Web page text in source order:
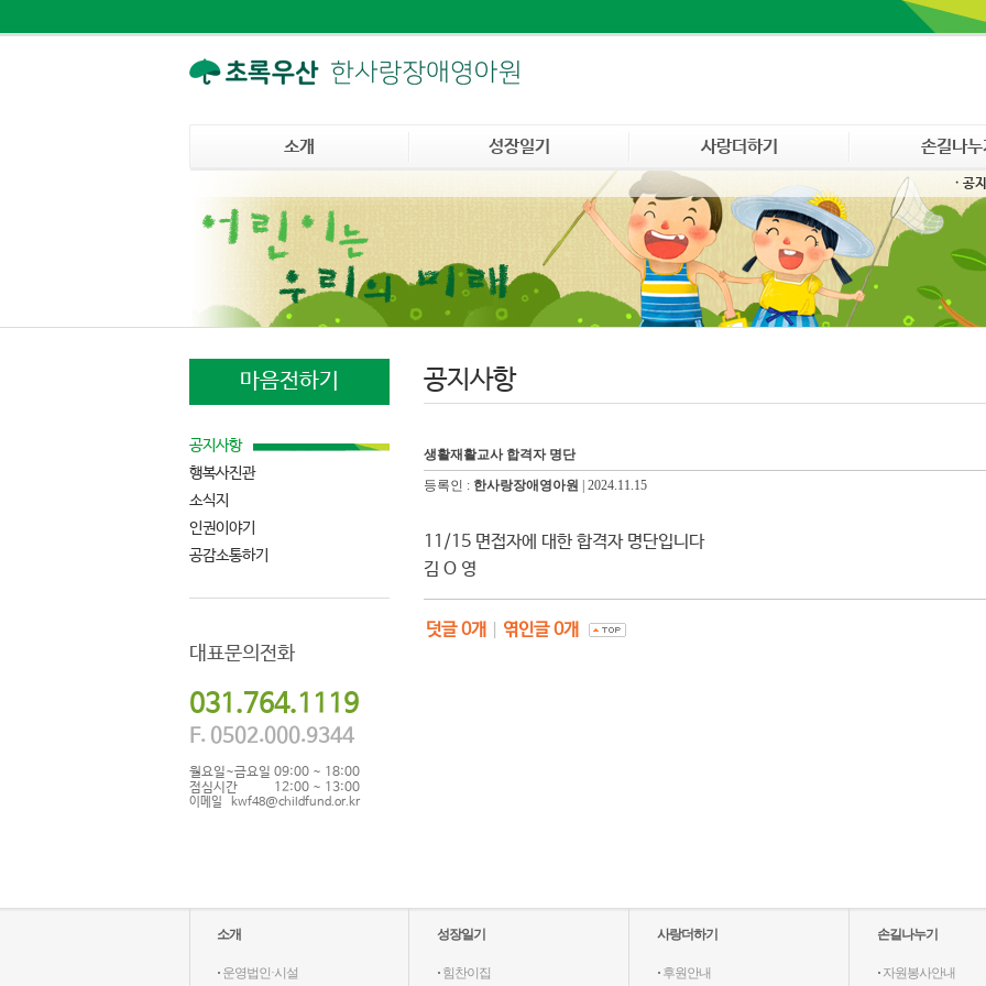
소개 성장일기 사랑더하기 손길나누
· 공
마음전하기
공지사항
행복사진관
소식지
인권이야기
공감소통하기
대표문의전화
031.764.1119
F. 0502.000.9344
월요일~금요일
점심시간
09:00 ~ 18:00
12:00 ~ 13:00
이메일 kwf48@childfund.or.kr
공지사항
생활재활교사 합격자 명단
등록인 : 한사랑장애영아원 2024.11.15
11/15 면접자에 대한 합격자 명단입니다
김 O 영
덧글0개 엮인글0개
소개
· 운영법인·시설
성장일기
· 힘찬이집
사랑더하기
· 후원안내
손길나누기
· 자원봉사안내